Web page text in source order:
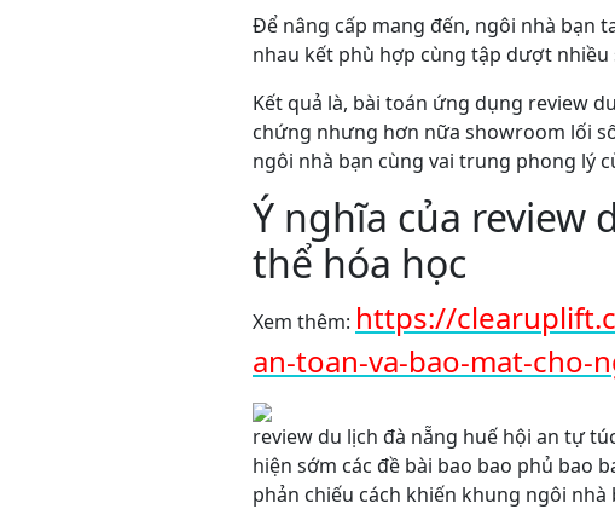
Để nâng cấp mang đến, ngôi nhà bạn
nhau kết phù hợp cùng tập dượt
Kết quả là, bài toán ứng dụng review
chứng nhưng hơn nữa showroom lối
ngôi nhà bạn cùng vai trung phong lý
Ý nghĩa của review
thể hóa học
Xem thêm: https://
an-toan-va-bao-mat-cho-
review du lịch đà nẵng huế hội an tự
hiện sớm các đề bài bao bao phủ bao
phản chiếu cách khiến khung ngôi